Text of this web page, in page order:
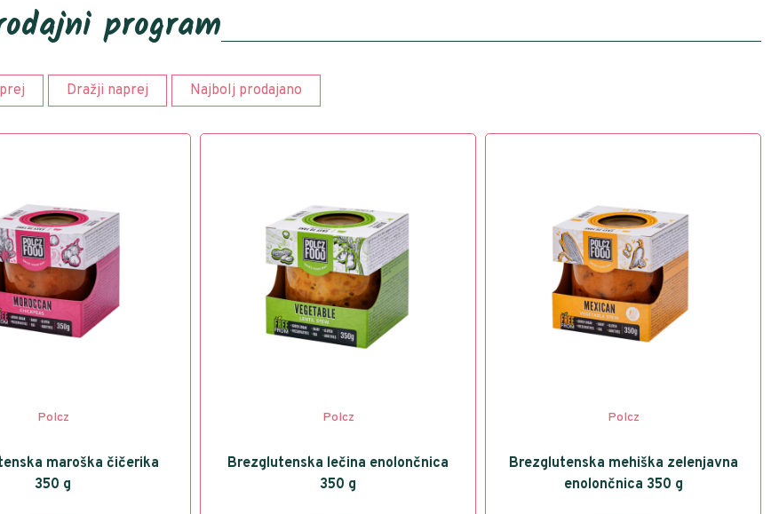
program
Dražji naprej Najbolj prodajano
Polcz
maroška čičerika
350 g
Polcz
Brezglutenska lečina enolončnica
350 g
Polcz
Brezglutenska mehiška zelenjavna
enolončnica 350 g